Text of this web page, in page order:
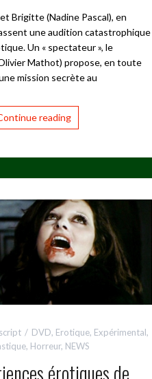
Brigitte (Nadine Pascal), en
une audition catastrophique
Un « spectateur », le
Mathot) propose, en toute
mission secrète au
reading
DVD, Erotique, Expérimental,
, Horreur, NEWS
érotiques de